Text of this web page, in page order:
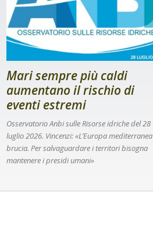
Mari sempre più caldi
aumentano il rischio di
eventi estremi
Osservatorio Anbi sulle Risorse idriche del 28
luglio 2026. Vincenzi: «L’Europa mediterranea
brucia. Per salvaguardare i territori bisogna
mantenere i presidi umani»